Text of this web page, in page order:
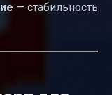
— стабильность